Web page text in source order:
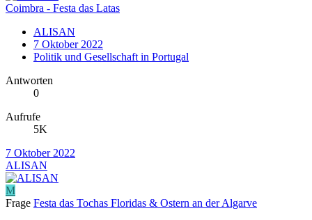
Coimbra - Festa das Latas
ALISAN
7 Oktober 2022
Politik und Gesellschaft in Portugal
Antworten
0
Aufrufe
5K
7 Oktober 2022
ALISAN
M
Frage Festa das Tochas Floridas & Ostern an der Algarve